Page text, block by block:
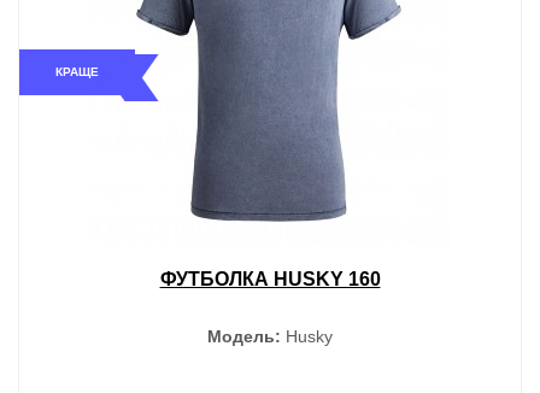
КРАЩЕ
ФУТБОЛКА HUSKY 160
Модель: Husky